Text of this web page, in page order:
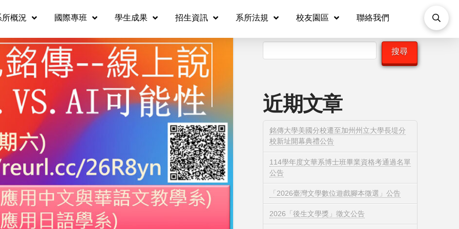
所概況 國際專班 學生成果 招生資訊 系所法規 校友園區 聯絡我們
搜尋
近期文章
銘傳大學美國分校遷至加州州立大學長堤分
校新址開幕典禮公告
114學年度文華系博士班畢業資格考通過名單
公告
「2026臺灣文學數位遊戲腳本徵選」公告
2026「後生文學獎」徵文公告